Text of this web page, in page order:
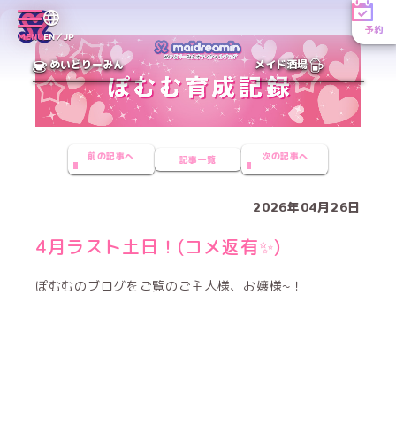
MENUEN／JP
予約
めいどりーみん メイド酒場
前の記事へ 記事一覧 次の記事へ
2026年04月26日
4月ラスト土日！(コメ返有✨️)
ぽむむのブログをご覧のご主人様、お嬢様~！